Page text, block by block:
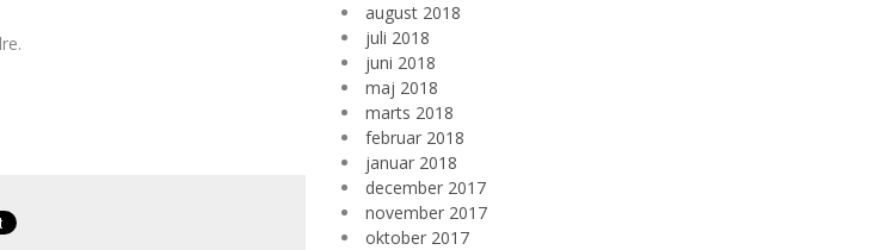
august 2018
juli 2018
juni 2018
maj 2018
marts 2018
februar 2018
januar 2018
december 2017
november 2017
oktober 2017